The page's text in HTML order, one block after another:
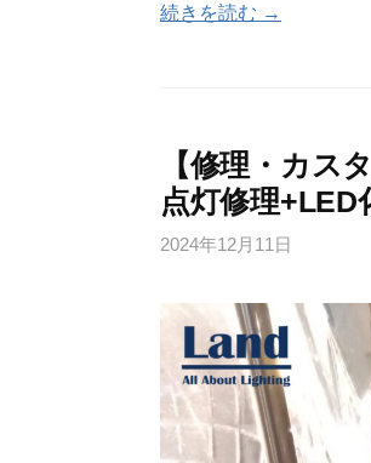
続きを読む →
【修理・カス
点灯修理
2024年12月11日